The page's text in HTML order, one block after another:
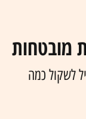
לשקול כמה